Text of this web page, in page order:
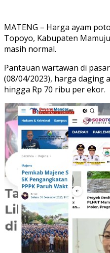
MATENG – Harga ayam
Topoyo, Kabupaten
masih normal.
Pantauan wartawan di
(08/04/2023), harga daging
hingga Rp 70 ribu per ekor.